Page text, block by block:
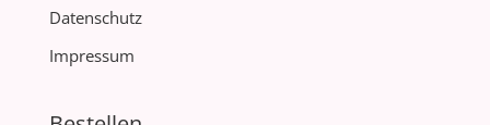
Datenschutz
Impressum